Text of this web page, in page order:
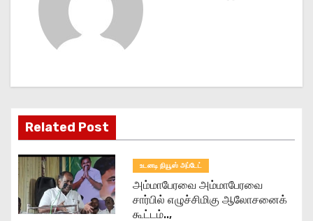
g
a
t
i
o
Related Post
உடனடி நியூஸ் அப்டேட்
அம்மாபேரவை அம்மாபேரவை
சார்பில் எழுச்சிமிகு ஆலோசனைக்
கூட்டம்..,